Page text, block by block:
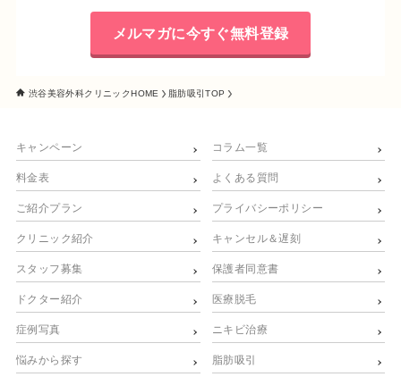
メルマガに今すぐ無料登録
渋谷美容外科クリニックHOME 脂肪吸引TOP
キャンペーン
料金表
ご紹介プラン
クリニック紹介
スタッフ募集
ドクター紹介
症例写真
悩みから探す
コラム一覧
よくある質問
プライバシーポリシー
キャンセル＆遅刻
保護者同意書
医療脱毛
ニキビ治療
脂肪吸引